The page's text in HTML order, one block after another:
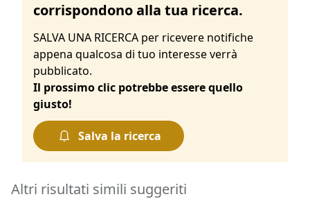
corrispondono alla tua ricerca.
SALVA UNA RICERCA per ricevere notifiche
appena qualcosa di tuo interesse verrà
pubblicato.
Il prossimo clic potrebbe essere quello
giusto!
Salva la ricerca
Altri risultati simili suggeriti